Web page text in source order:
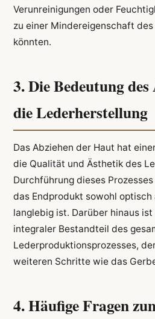
Verunreinigungen oder
zu einer Mindereigenschaft
könnten.
3. Die Bedeutung
die Lederherstellung
Das Abziehen der Haut hat
die Qualität und Ästhetik des
Durchführung dieses
das Endprodukt sowohl
langlebig ist. Darüber hinaus
integraler Bestandteil des
Lederproduktionsprozesses,
weiteren Schritte wie das
4. Häufige Fragen